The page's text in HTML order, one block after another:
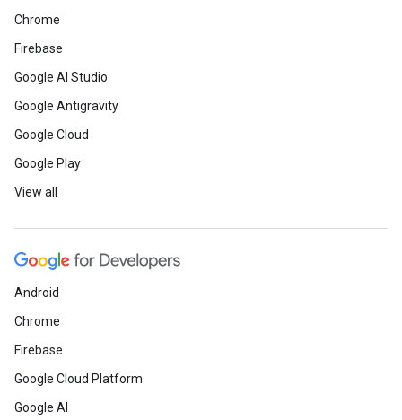
Chrome
Firebase
Google AI Studio
Google Antigravity
Google Cloud
Google Play
View all
Android
Chrome
Firebase
Google Cloud Platform
Google AI